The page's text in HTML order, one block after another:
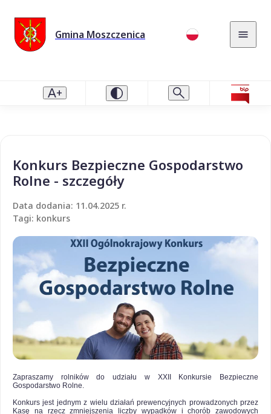
Gmina Moszczenica
Konkurs Bezpieczne Gospodarstwo
Rolne - szczegóły
Data dodania: 11.04.2025 r.
Tagi: konkurs
Zapraszamy rolników do udziału w XXII Konkursie Bezpieczne
Gospodarstwo Rolne.
Konkurs jest jednym z wielu działań prewencyjnych prowadzonych przez
Kasę na rzecz zmniejszenia liczby wypadków i chorób zawodowych